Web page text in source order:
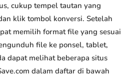
cukup tempel tautan yang
klik tombol konversi. Setelah
memilih format file yang sesuai
file ke ponsel, tablet,
dapat melihat beberapa situs
dalam daftar di bawah